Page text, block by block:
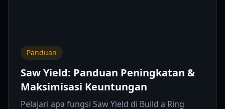
Panduan
Saw Yield: Panduan Peningkatan &
Maksimisasi Keuntungan
Pelajari apa fungsi Saw Yield di Build a Ring